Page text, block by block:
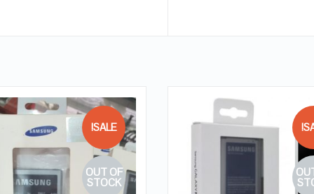
QUICK LOOK
SALE!
OUT OF
STOCK
QUICK LOOK